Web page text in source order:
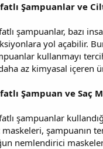
Şampuanlar ve
şampuanlar, bazı
yol açabilir.
kullanmayı
az kimyasal içeren
Şampuan ve Saç
şampuanlar
maskeleri, şampuanın
nemlendirici